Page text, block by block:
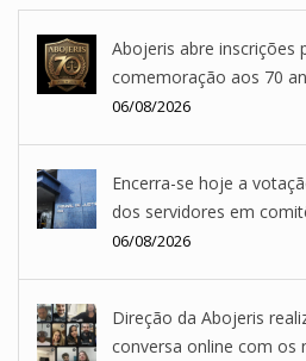
Abojeris abre inscrições
comemoração aos 70
06/08/2026
Encerra-se hoje a
dos servidores em
06/08/2026
Direção da Abojeris
conversa online com os